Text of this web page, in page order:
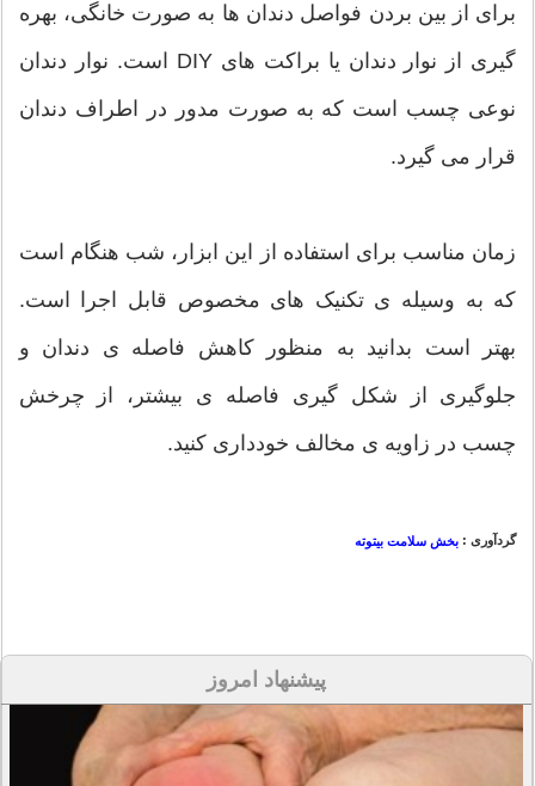
برای از بین بردن فواصل دندان ها به صورت خانگی، بهره
گیری از نوار دندان یا براکت های DIY است. نوار دندان
نوعی چسب است که به صورت مدور در اطراف دندان
قرار می گیرد.
زمان مناسب برای استفاده از این ابزار، شب هنگام است
که به وسیله ی تکنیک های مخصوص قابل اجرا است.
بهتر است بدانید به منظور کاهش فاصله ی دندان و
جلوگیری از شکل گیری فاصله ی بیشتر، از چرخش
چسب در زاویه ی مخالف خودداری کنید.
گردآوری : بخش سلامت بیتوته
پیشنهاد امروز